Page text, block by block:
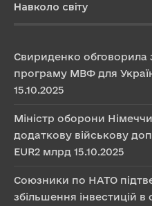
Навколо світу
Свириденко обговорила
програму МВФ для
15.10.2025
Міністр оборони
додаткову військову
EUR2 млрд 15.10.2025
Союзники по НАТО
збільшення інвестицій